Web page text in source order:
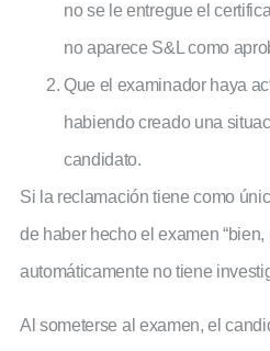
no se le entregue el
no aparece S&L como
Que el examinador haya
habiendo creado una
candidato.
Si la reclamación tiene como
de haber hecho el examen “bien,
automáticamente no tiene
Al someterse al examen, el